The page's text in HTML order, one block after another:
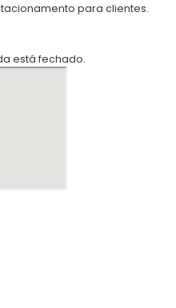
para clientes.
está fechado.